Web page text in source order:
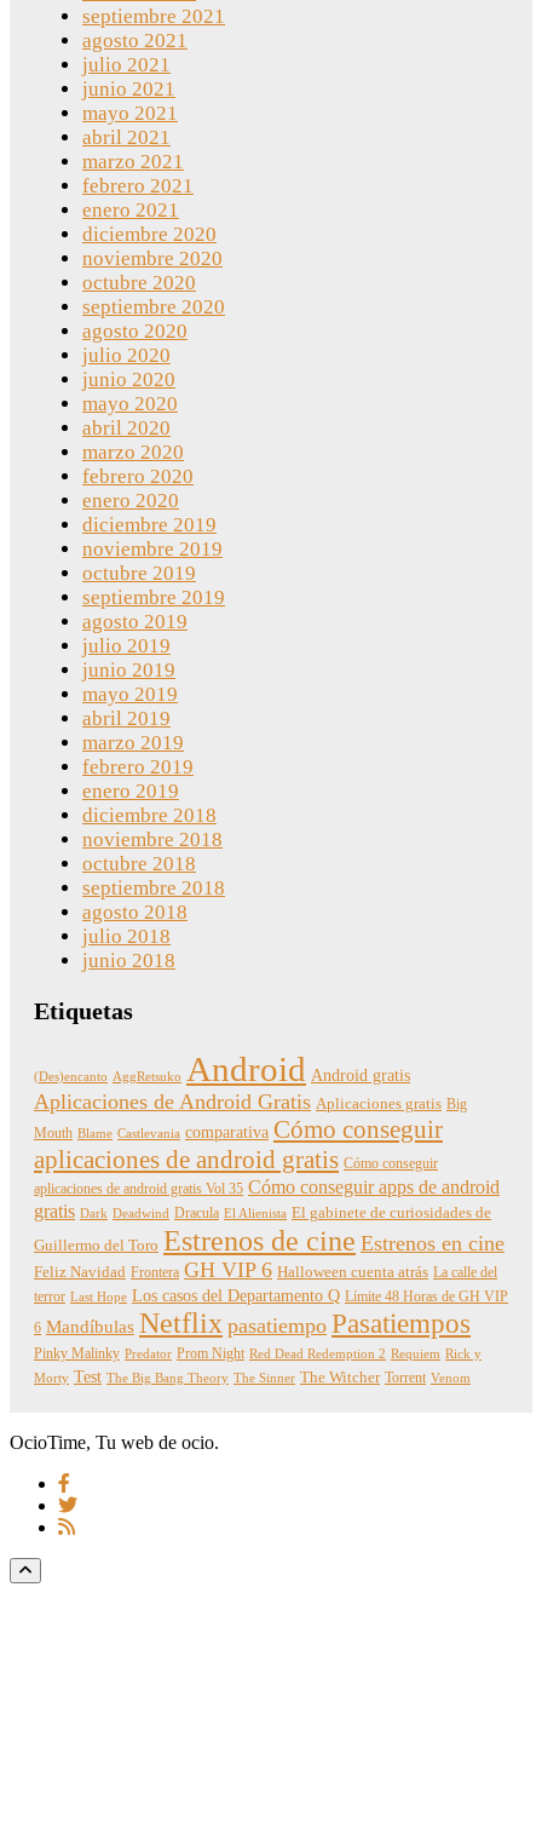
septiembre 2021
agosto 2021
julio 2021
junio 2021
mayo 2021
abril 2021
marzo 2021
febrero 2021
enero 2021
diciembre 2020
noviembre 2020
octubre 2020
septiembre 2020
agosto 2020
julio 2020
junio 2020
mayo 2020
abril 2020
marzo 2020
febrero 2020
enero 2020
diciembre 2019
noviembre 2019
octubre 2019
septiembre 2019
agosto 2019
julio 2019
junio 2019
mayo 2019
abril 2019
marzo 2019
febrero 2019
enero 2019
diciembre 2018
noviembre 2018
octubre 2018
septiembre 2018
agosto 2018
julio 2018
junio 2018
Etiquetas
(Des)encanto AggRetsuko Android Android gratis
Aplicaciones de Android Gratis Aplicaciones gratis Big
Mouth Blame Castlevania comparativa Cómo conseguir
aplicaciones de android gratis Cómo conseguir
aplicaciones de android gratis Vol 35 Cómo conseguir apps de android
gratis Dark Deadwind Dracula El Alienista El gabinete de curiosidades de
Guillermo del Toro Estrenos de cine Estrenos en cine
Feliz Navidad Frontera GH VIP 6 Halloween cuenta atrás La calle del
terror Last Hope Los casos del Departamento Q Límite 48 Horas de GH VIP
6 Mandíbulas Netflix pasatiempo Pasatiempos
Pinky Malinky Predator Prom Night Red Dead Redemption 2 Requiem Rick y
Morty Test The Big Bang Theory The Sinner The Witcher Torrent Venom
OcioTime, Tu web de ocio.